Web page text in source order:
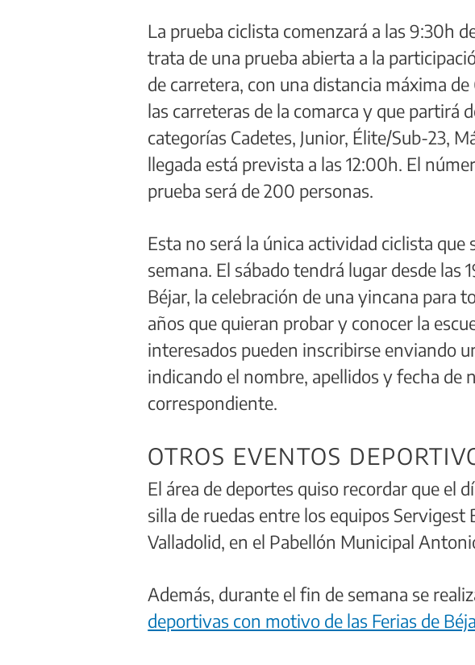
La prueba ciclista comenzará a las 9:30h
trata de una prueba abierta a la
de carretera, con una distancia máxima
las carreteras de la comarca y que partirá
categorías Cadetes, Junior, Élite/Sub-23,
llegada está prevista a las 12:00h. El
prueba será de 200 personas.
Esta no será la única actividad ciclista
semana. El sábado tendrá lugar desde
Béjar, la celebración de una yincana para
años que quieran probar y conocer la
interesados pueden inscribirse enviando
indicando el nombre, apellidos y fecha de
correspondiente.
OTROS EVENTOS
El área de deportes quiso recordar que el
silla de ruedas entre los equipos
Valladolid, en el Pabellón Municipal
Además, durante el fin de semana se
deportivas con motivo de las Ferias de